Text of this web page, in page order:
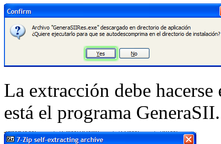
La extracción debe
está el programa GeneraSII.